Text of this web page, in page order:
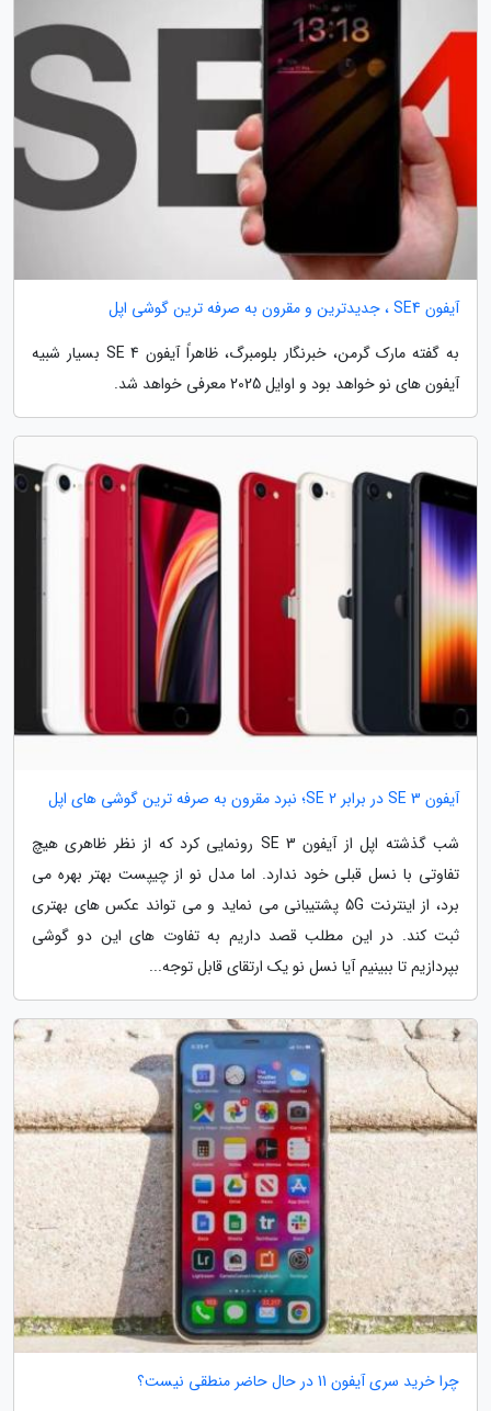
آیفون SE4 ، جدیدترین و مقرون به صرفه ترین گوشی اپل
به گفته مارک گرمن، خبرنگار بلومبرگ، ظاهراً آیفون SE 4 بسیار شبیه
آیفون های نو خواهد بود و اوایل 2025 معرفی خواهد شد.
آیفون SE 3 در برابر SE 2؛ نبرد مقرون به صرفه ترین گوشی های اپل
شب گذشته اپل از آیفون SE 3 رونمایی کرد که از نظر ظاهری هیچ
تفاوتی با نسل قبلی خود ندارد. اما مدل نو از چیپست بهتر بهره می
برد، از اینترنت 5G پشتیبانی می نماید و می تواند عکس های بهتری
ثبت کند. در این مطلب قصد داریم به تفاوت های این دو گوشی
بپردازیم تا ببینیم آیا نسل نو یک ارتقای قابل توجه...
چرا خرید سری آیفون 11 در حال حاضر منطقی نیست؟